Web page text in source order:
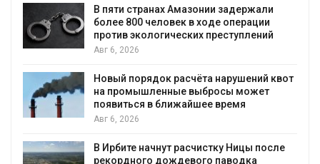
Москвариум отметит 11-летие
трёхдневным фестивалем
Авг 5, 2026
проверяют по статье о терроризме
Авг 5, 2026
для охраны израильской тюрьмы
Авг 5, 2026